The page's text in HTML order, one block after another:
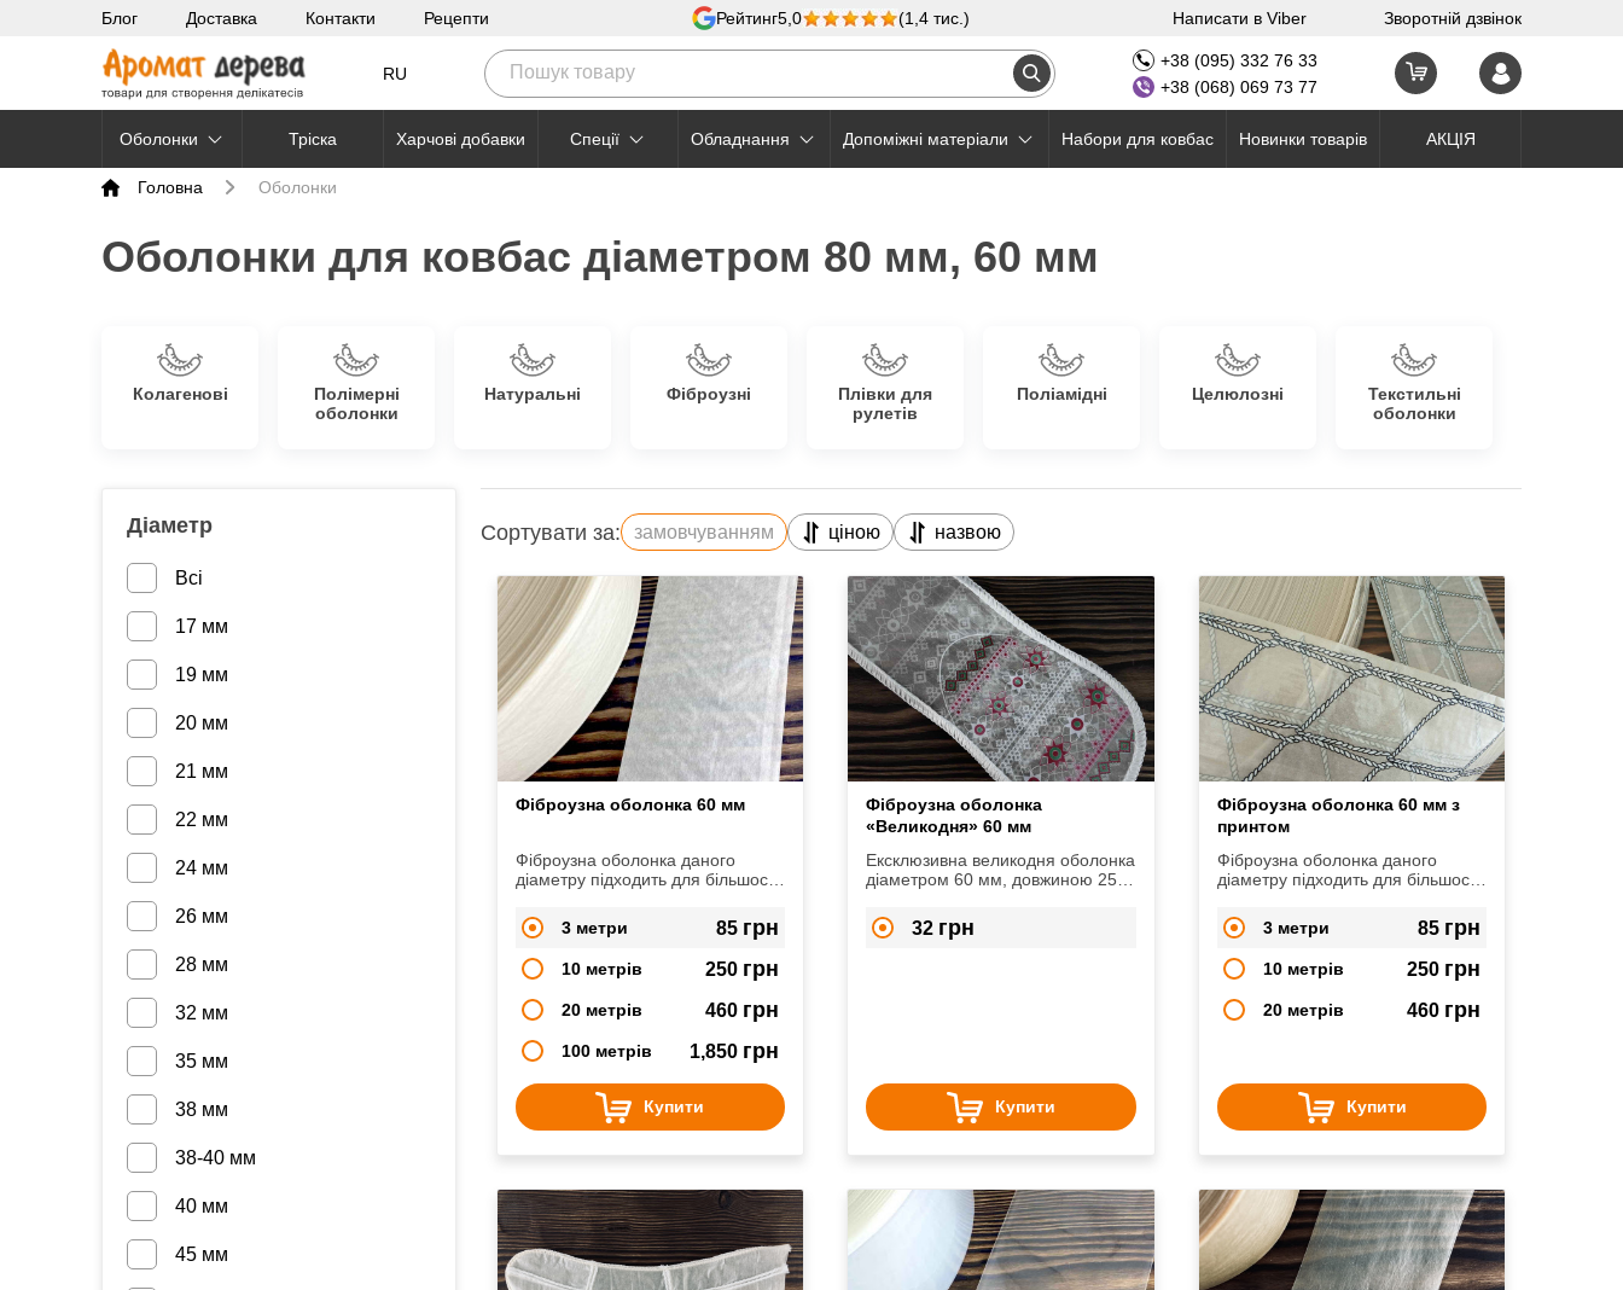
Блог Доставка Контакти Рецепти Рейтинг5,0 (1,4 тис.) Написати в Viber Зворотній дзвінок
RU
+38 (095) 332 76 33
+38 (068) 069 73 77
Оболонки Тріска Харчові добавки Cпеції Обладнання Допоміжні матеріали Набори для ковбас Новинки товарів АКЦІЯ
Головна Оболонки
Оболонки для ковбас діаметром 80 мм, 60 мм
Колагенові
Полімерні
оболонки
Натуральні Фіброузні
Плівки для
рулетів
Поліамідні Целюлозні
Текстильні
оболонки
Діаметр
Всі
17 мм
19 мм
20 мм
21 мм
22 мм
24 мм
26 мм
28 мм
32 мм
35 мм
38 мм
38-40 мм
40 мм
45 мм
Сортувати за: замовчуванням ціною назвою
Фіброузна оболонка 60 мм
Фіброузна оболонка даного
діаметру підходить для більшості
копчених, сирокопчених,
сиров'ялених.
3 метри 85 грн
10 метрів 250 грн
20 метрів 460 грн
100 метрів 1,850 грн
Купити
Фіброузна оболонка
«Великодня» 60 мм
Ексклюзивна великодня оболонка
діаметром 60 мм, довжиною 25
делікатеси по-справжньому
неповторними.
32 грн
Купити
Фіброузна оболонка 60 мм з
принтом
Фіброузна оболонка даного
діаметру підходить для більшості
копчених, сирокопчених,
сиров'ялених.
3 метри 85 грн
10 метрів 250 грн
20 метрів 460 грн
Купити